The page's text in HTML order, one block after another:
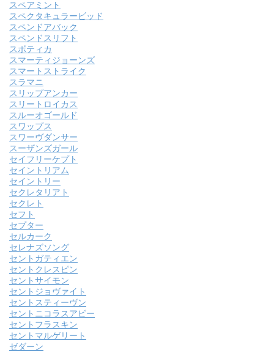
スペアミント
スペクタキュラービッド
スペンドアバック
スペンドスリフト
スボティカ
スマーティジョーンズ
スマートストライク
スラマニ
スリップアンカー
スリートロイカス
スルーオゴールド
スワップス
スワーヴダンサー
スーザンズガール
セイフリーケプト
セイントリアム
セイントリー
セクレタリアト
セクレト
セフト
セプター
セルカーク
セレナズソング
セントガティエン
セントクレスピン
セントサイモン
セントジョヴァイト
セントスティーヴン
セントニコラスアビー
セントフラスキン
セントマルゲリート
ゼダーン